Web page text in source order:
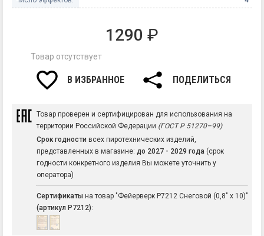
1290 ₽
Товар отсутствует
В ИЗБРАННОЕ ПОДЕЛИТЬСЯ
Товар проверен и сертифицирован для использования на
территории Российской Федерации (ГОСТ Р 51270–99)
Срок годности всех пиротехнических изделий,
представленных в магазине: до 2027 - 2029 года (срок
годности конкретного изделия Вы можете уточнить у
оператора)
Сертификаты на товар "Фейерверк Р7212 Снеговой (0,8" х 10)"
(артикул Р7212):